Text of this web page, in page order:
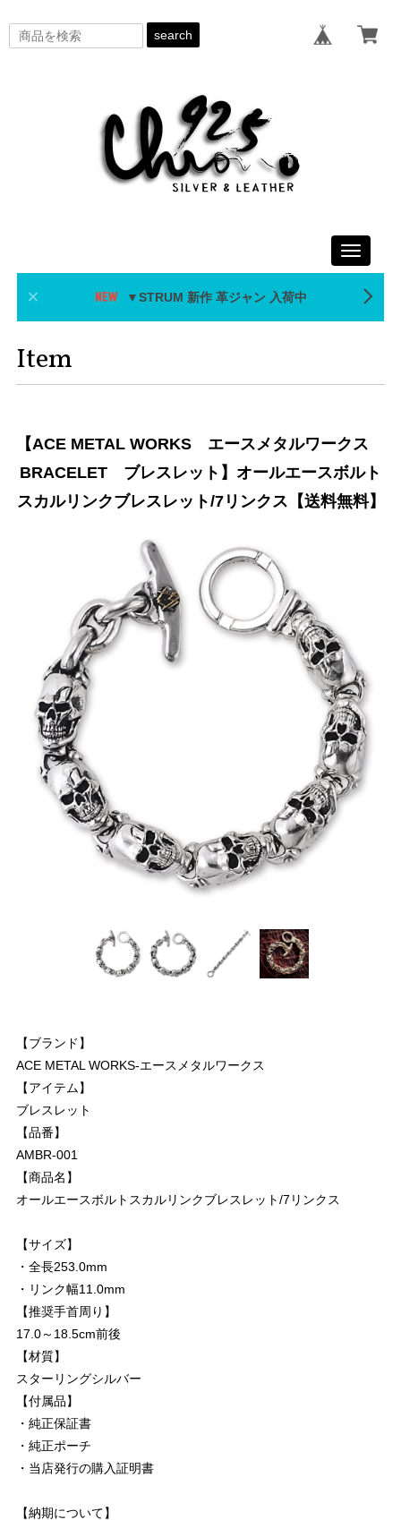
search
Toggle
▼STRUM 新作 革ジャン 入荷中
Item
【ACE METAL WORKS エースメタルワークス
BRACELET ブレスレット】オールエースボルト
スカルリンクブレスレット/7リンクス【送料無料】
【ブランド】
ACE METAL WORKS-エースメタルワークス
【アイテム】
ブレスレット
【品番】
AMBR-001
【商品名】
オールエースボルトスカルリンクブレスレット/7リンクス
【サイズ】
・全長253.0mm
・リンク幅11.0mm
【推奨手首周り】
17.0～18.5cm前後
【材質】
スターリングシルバー
【付属品】
・純正保証書
・純正ポーチ
・当店発行の購入証明書
【納期について】